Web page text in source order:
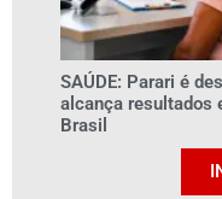
SAÚDE: Parari é
alcança resultados
Brasil